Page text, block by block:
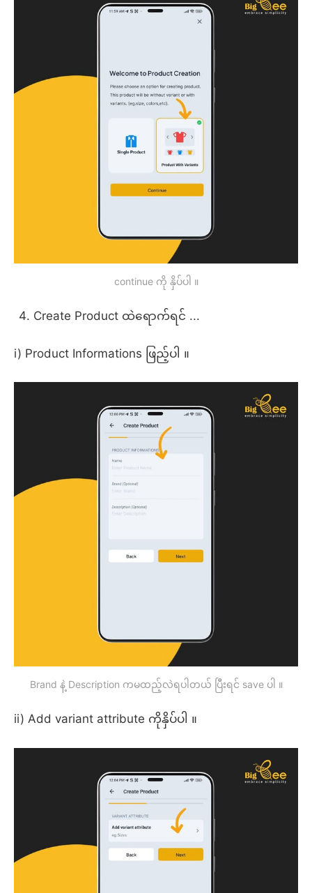
continue ကို နှိပ်ပါ ။
Create Product ထဲရောက်ရင် ...
i) Product Informations ဖြည့်ပါ ။
Brand နဲ့ Description ကမထည့်လဲရပါတယ် ပြီးရင် save ပါ ။
ii) Add variant attribute ကိုနှိပ်ပါ ။